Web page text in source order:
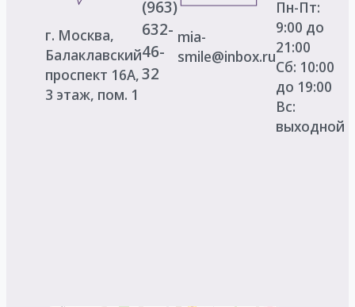
г. Москва,
Балаклавский
проспект 16А,
3 этаж, пом. 1
(963)
632-
46-
32
mia-
smile@inbox.ru
Пн-Пт:
9:00 до
21:00
Сб: 10:00
до 19:00
Вс:
выходной